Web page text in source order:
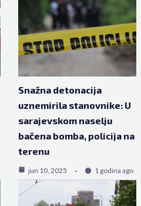
Snažna detonacija
uznemirila stanovnike: U
sarajevskom naselju
bačena bomba, policija na
terenu
jun 10, 2025 1 godina ago